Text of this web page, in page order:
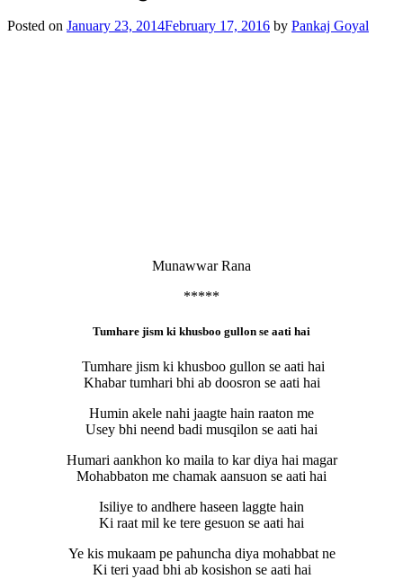
Posted on January 23, 2014February 17, 2016 by Pankaj Goyal
Munawwar Rana
*****
Tumhare jism ki khusboo gullon se aati hai
Tumhare jism ki khusboo gullon se aati hai
Khabar tumhari bhi ab doosron se aati hai
Humin akele nahi jaagte hain raaton me
Usey bhi neend badi musqilon se aati hai
Humari aankhon ko maila to kar diya hai magar
Mohabbaton me chamak aansuon se aati hai
Isiliye to andhere haseen laggte hain
Ki raat mil ke tere gesuon se aati hai
Ye kis mukaam pe pahuncha diya mohabbat ne
Ki teri yaad bhi ab kosishon se aati hai